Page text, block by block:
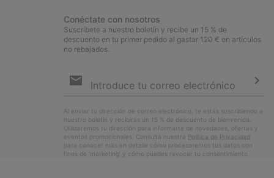
Conéctate con nosotros
Suscríbete a nuestro boletín y recibe un 15 % de
descuento en tu primer pedido al gastar 120 € en artículos
no rebajados.
de
Al enviar tu dirección de correo electrónico, te estás suscribiendo a
nuestro boletín y recibirás un 15 % de descuento de bienvenida.
Utilizaremos tu dirección para informarte de novedades, ofertas y
eventos promocionales. Consulta nuestra Política de Privacidad
para conocer más en detalle cómo procesaremos tus datos con
fines de ’marketing’ y cómo puedes revocar tu consentimiento.